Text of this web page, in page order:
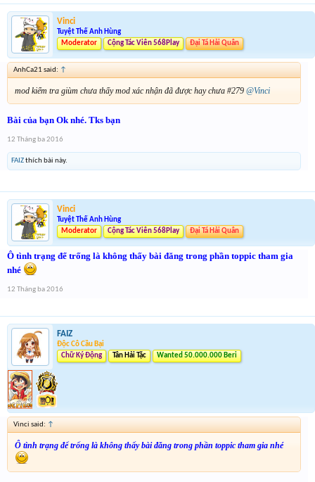
Vinci
Tuyệt Thế Anh Hùng
Moderator
Cộng Tác Viên 568Play Đại Tá Hải Quân
AnhCa21 said: ↑
mod kiểm tra giùm chưa thấy mod xác nhận đã được hay chưa #279 @Vinci
Bài của bạn Ok nhé. Tks bạn
12 Tháng ba 2016
FAIZthích bài này.
Vinci
Tuyệt Thế Anh Hùng
Moderator
Cộng Tác Viên 568Play Đại Tá Hải Quân
Ô tình trạng để trống là không thấy bài đăng trong phần toppic tham gia
nhé
12 Tháng ba 2016
FAIZ
Độc Cô Cầu Bại
Chữ Ký Động
Tân Hải Tặc Wanted 50.000.000 Beri
Vinci said: ↑
Ô tình trạng để trống là không thấy bài đăng trong phần toppic tham gia nhé